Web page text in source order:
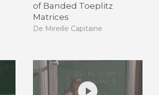
of Banded Toeplitz
Matrices
De Mireille Capitaine